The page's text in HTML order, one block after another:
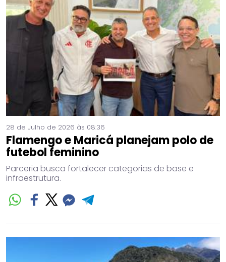
28 de Julho de 2026 às 08:36
Flamengo e Maricá planejam polo de
futebol feminino
Parceria busca fortalecer categorias de base e
infraestrutura.